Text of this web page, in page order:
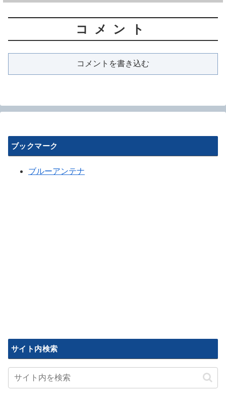
コメント
コメントを書き込む
ブックマーク
ブルーアンテナ
サイト内検索